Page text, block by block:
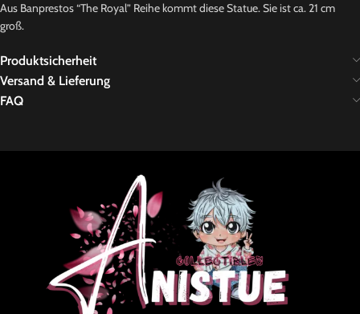
Aus Banprestos “The Royal” Reihe kommt diese Statue. Sie ist ca. 21 cm
groß.
Produktsicherheit
Versand & Lieferung
FAQ